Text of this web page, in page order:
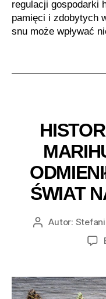
regulacji gospodarki
pamięci i zdobytych
snu może wpływać
ŚWIAT
AutorAutor: